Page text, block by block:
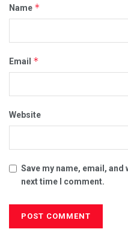
Name *
Email *
Website
Save my name, email,
next time I comment.